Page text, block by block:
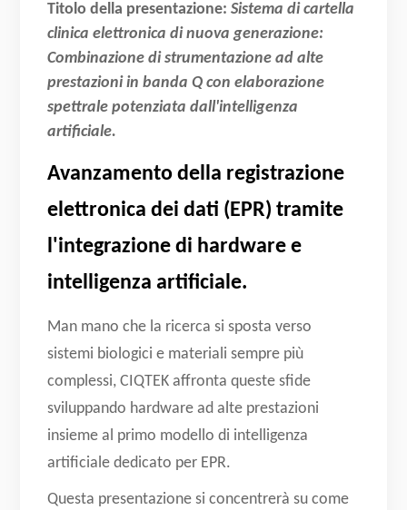
Titolo della presentazione:Sistema di cartella
clinica elettronica di nuova generazione:
Combinazione di strumentazione ad alte
prestazioni in banda Q con elaborazione
spettrale potenziata dall'intelligenza
artificiale.
Avanzamento della registrazione
elettronica dei dati (EPR) tramite
l'integrazione di hardware e
intelligenza artificiale.
Man mano che la ricerca si sposta verso
sistemi biologici e materiali sempre più
complessi, CIQTEK affronta queste sfide
sviluppando hardware ad alte prestazioni
insieme al primo modello di intelligenza
artificiale dedicato per EPR.
Questa presentazione si concentrerà su come